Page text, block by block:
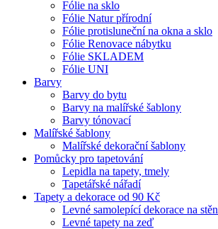
Fólie na sklo
Fólie Natur přírodní
Fólie protisluneční na okna a sklo
Fólie Renovace nábytku
Fólie SKLADEM
Fólie UNI
Barvy
Barvy do bytu
Barvy na malířské šablony
Barvy tónovací
Malířské šablony
Malířské dekorační šablony
Pomůcky pro tapetování
Lepidla na tapety, tmely
Tapetářské nářadí
Tapety a dekorace od 90 Kč
Levné samolepící dekorace na
Levné tapety na zeď